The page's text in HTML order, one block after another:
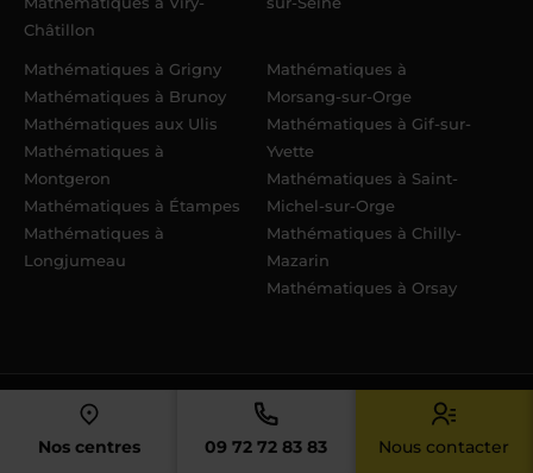
Nos centres 09 72 72 83 83 Nous contacter
Châtillon
Mathématiques à Grigny
Mathématiques à Brunoy
Mathématiques aux Ulis
Mathématiques à
Montgeron
Mathématiques à Étampes
Mathématiques à
Longjumeau
Mathématiques à
Morsang-sur-Orge
Mathématiques à Gif-sur-
Yvette
Mathématiques à Saint-
Michel-sur-Orge
Mathématiques à Chilly-
Mazarin
Mathématiques à Orsay
› Produits SUPERIEUR – matieres cours PART